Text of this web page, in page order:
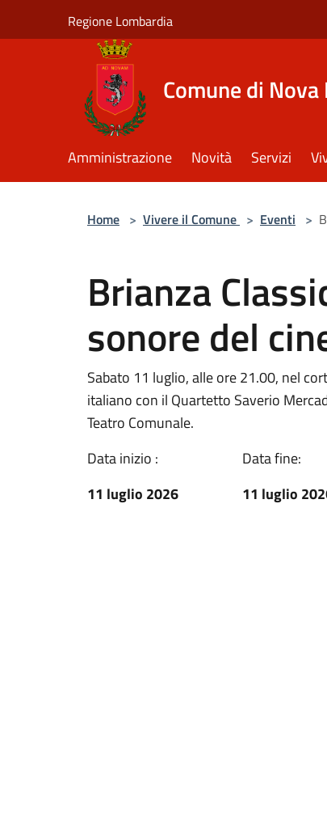
Regione Lombardia
Comune di
Amministrazione Novità Servizi
Home > Vivere il Comune > Eventi >
Brianza
sonore del
Sabato 11 luglio, alle ore 21.00, nel
italiano con il Quartetto Saverio
Teatro Comunale.
Data inizio :
11 luglio 2026
Data fine:
11 luglio